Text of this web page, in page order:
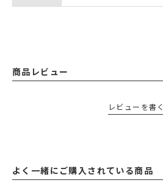
商品レビュー
レビューを書く
よく一緒にご購入されている商品